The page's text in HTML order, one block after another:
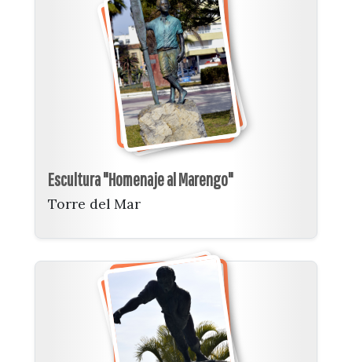
Escultura "Homenaje al Marengo"
Torre del Mar